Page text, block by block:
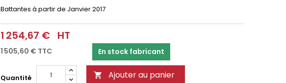
Battantes à partir de Janvier 2017
1 254,67 € HT
1 505,60 € TTC En stock fabricant
Quantité  Ajouter au panier